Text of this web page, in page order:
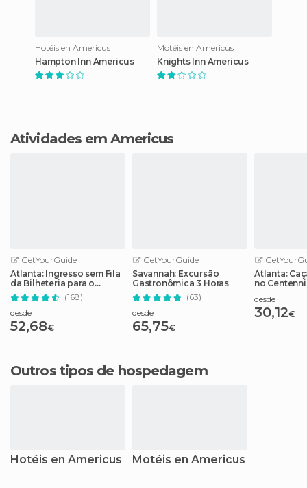
Hotéis en Americus
Hampton Inn Americus
Motéis en Americus
Knights Inn Americus
Atividades em Americus
GetYourGuide
Atlanta: Ingresso sem Fila
da Bilheteria para o
Aquário da Geórgia
(168)
desde
52,68€
GetYourGuide
Savannah: Excursão
Gastronômica 3 Horas
(63)
desde
65,75€
Atlanta:
no
desde
30,12€
Outros tipos de hospedagem
Hotéis en Americus Motéis en Americus